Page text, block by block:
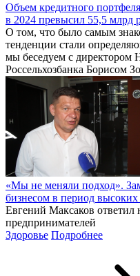
Объем кредитного
в 2024 превысил 55,5 млрд
О том, что было самым
тенденции стали
мы беседуем с директором
Россельхозбанка Борисом
«Мы не меняли подход».
бизнесом в период высоких
Евгений Максаков
предпринимателей
Здоровье Подробнее